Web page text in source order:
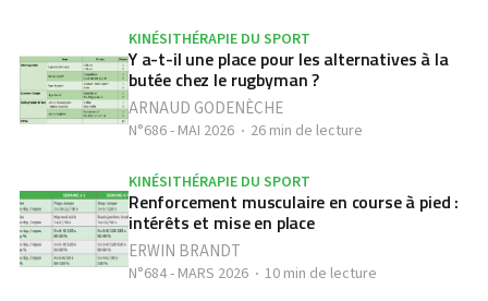
KINÉSITHÉRAPIE DU SPORT
Y a-t-il une place pour les alternatives à la
butée chez le rugbyman ?
ARNAUD GODENÈCHE
N°686 - MAI 2026 26 min de lecture
KINÉSITHÉRAPIE DU SPORT
Renforcement musculaire en course à pied :
intérêts et mise en place
ERWIN BRANDT
N°684 - MARS 2026 10 min de lecture